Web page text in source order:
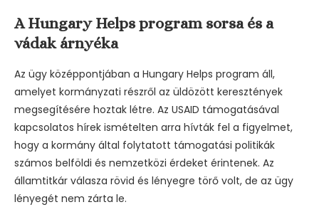
A Hungary Helps program sorsa és a
vádak árnyéka
Az ügy középpontjában a Hungary Helps program áll,
amelyet kormányzati részről az üldözött keresztények
megsegítésére hoztak létre. Az USAID támogatásával
kapcsolatos hírek ismételten arra hívták fel a figyelmet,
hogy a kormány által folytatott támogatási politikák
számos belföldi és nemzetközi érdeket érintenek. Az
államtitkár válasza rövid és lényegre törő volt, de az ügy
lényegét nem zárta le.